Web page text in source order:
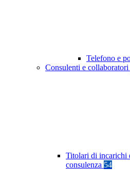
Telefono e
Consulenti e collaboratori
Titolari di incarichi
consulenza 54